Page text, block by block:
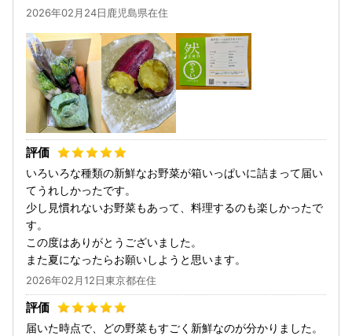
2026年02月24日鹿児島県在住
いろいろな種類の新鮮なお野菜が箱いっぱいに詰まって届い
てうれしかったです。
少し見慣れないお野菜もあって、料理するのも楽しかったで
す。
この度はありがとうございました。
また夏になったらお願いしようと思います。
2026年02月12日東京都在住
届いた時点で、どの野菜もすごく新鮮なのが分かりました。